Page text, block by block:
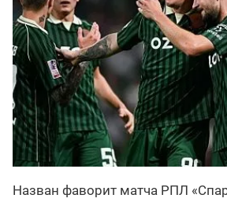
Назван фаворит матча РПЛ